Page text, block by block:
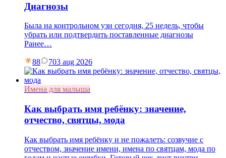
Диагнозы
Была на контрольном узи сегодня, 25 недель, чтобы
убрать или подтвердить поставленные диагнозы
Ранее…
88 703 aug 2026
Имена для малыша
Как выбрать имя ребёнку: значение,
отчество, святцы, мода
Как выбрать имя ребёнку и не пожалеть: созвучие с
отчеством, значение имени, имена по святцам, мода по